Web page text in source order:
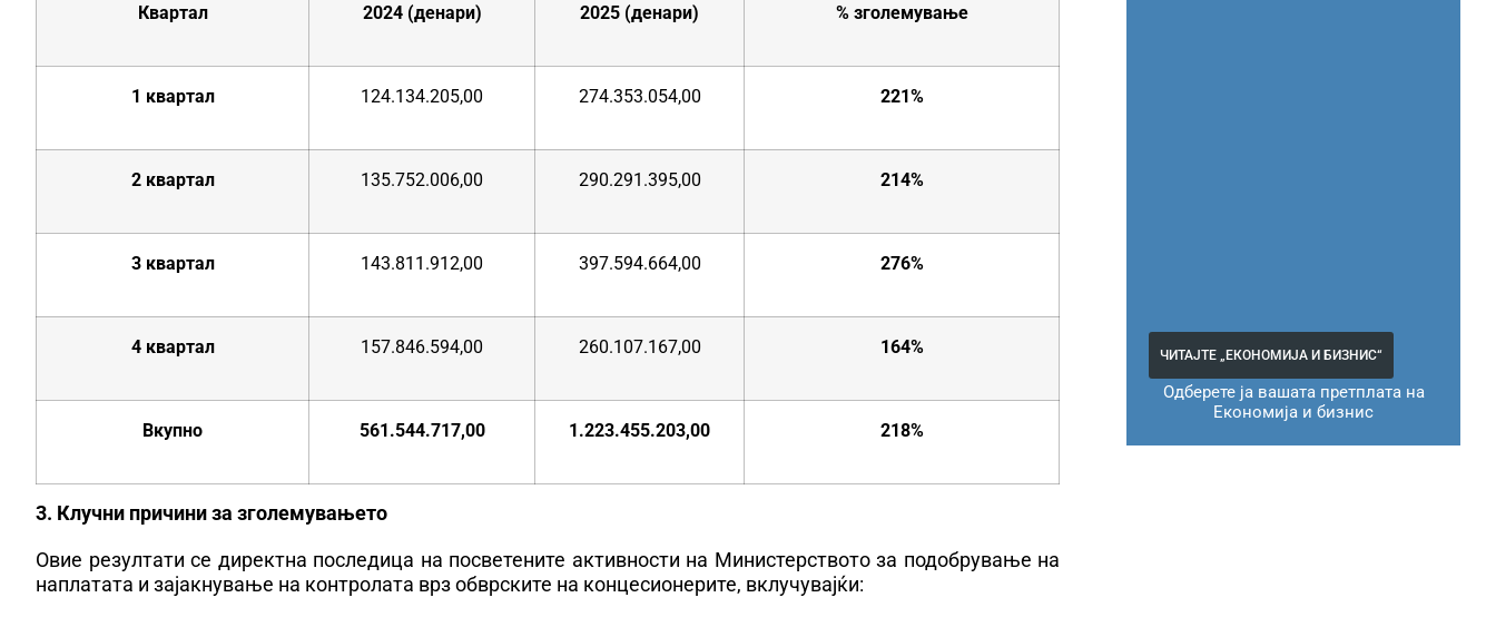
Квартал 2024 (денари) 2025 (денари) % зголемување
1 квартал 124.134.205,00 274.353.054,00 221%
2 квартал 135.752.006,00 290.291.395,00 214%
3 квартал 143.811.912,00 397.594.664,00 276%
4 квартал 157.846.594,00 260.107.167,00 164%
Вкупно 561.544.717,00 1.223.455.203,00 218%
3. Клучни причини за зголемувањето
Овие резултати се директна последица на посветените активности на Министерството за подобрување на
наплатата и зајакнување на контролата врз обврските на концесионерите, вклучувајќи:
ЧИТАЈТЕ „ЕКОНОМИЈА И БИЗНИС“
Одберете ја вашата претплата на
Економија и бизнис